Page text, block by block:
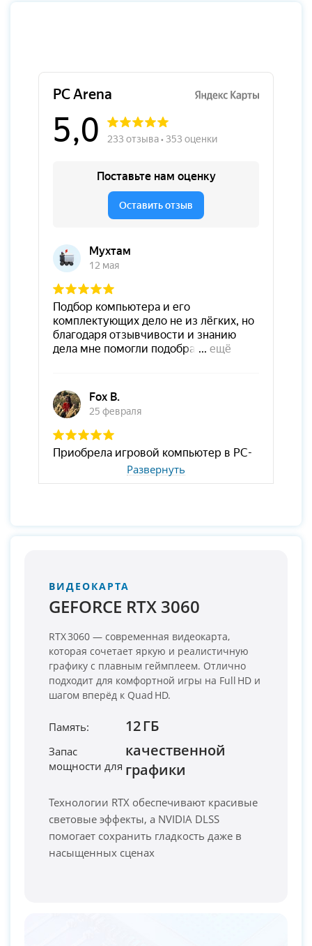
Развернуть
ВИДЕОКАРТА
GEFORCE RTX 3060
RTX 3060 — современная видеокарта,
которая сочетает яркую и реалистичную
графику с плавным геймплеем. Отлично
подходит для комфортной игры на Full HD и
шагом вперёд к Quad HD.
Память: 12 ГБ
Запас
мощности для
качественной
графики
Технологии RTX обеспечивают красивые
световые эффекты, а NVIDIA DLSS
помогает сохранить гладкость даже в
насыщенных сценах